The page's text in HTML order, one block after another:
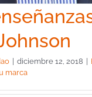
| diciembre 12, 2018 |
marca